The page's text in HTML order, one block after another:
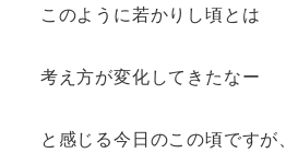
このように若かりし頃とは
考え方が変化してきたなー
と感じる今日のこの頃ですが、